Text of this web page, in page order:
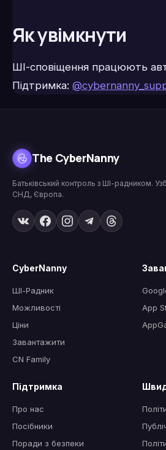
Як увімкнути
ШІ-сповіщення працюють
Підтримка:
The CyberNanny
Батьківський контроль з ШІ-радником.
СНД, Європа.
CyberNanny
ШІ-Радник
Можливості
Ціни
Завантажити
CN Family
App
Підтримка
Про нас
Посібники
Поради з безпеки